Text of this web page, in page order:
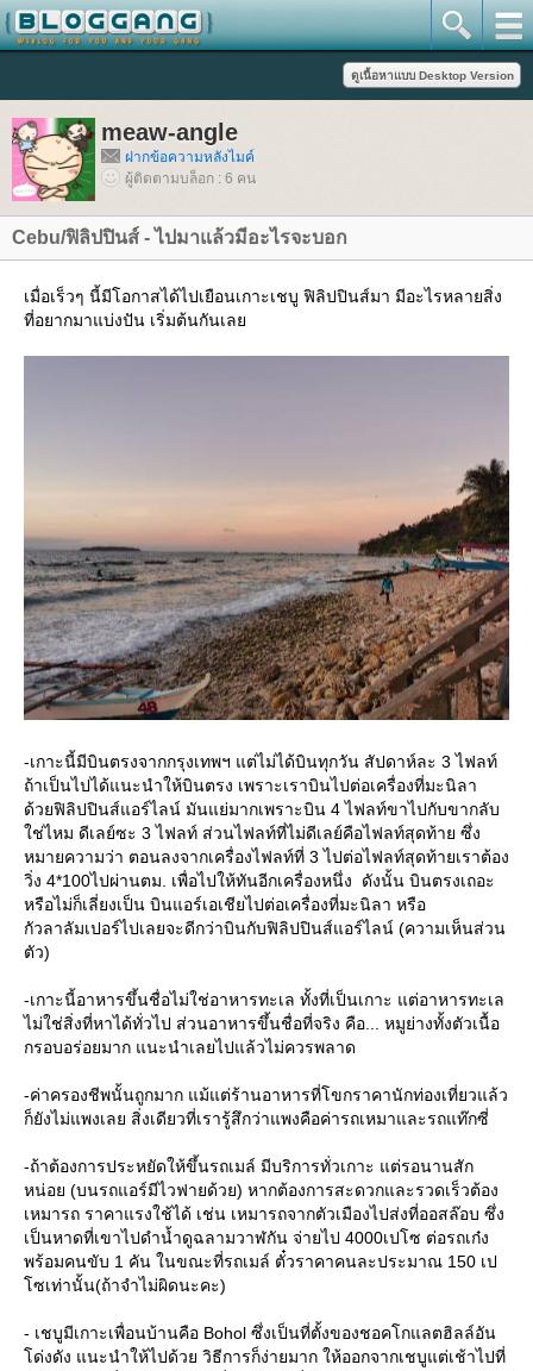
meaw-angle
ฝากข้อความหลังไมค์
ผู้ติดตามบล็อก : 6 คน
Cebu/ฟิลิปปินส์ - ไปมาแล้วมีอะไรจะบอก
เมื่อเร็วๆ นี้มีโอกาสได้ไปเยือนเกาะเชบู ฟิลิปปินส์มา มีอะไรหลายสิ่ง
ที่อยากมาแบ่งปัน เริ่มต้นกันเล
-เกาะนี้มีบินตรงจากกรุงเทพฯ แต่ไม่ได้บินทุกวัน สัปดาห์ละ 3 ไฟลท์
ถ้าเป็นไปได้แนะนำให้บินตรง เพราะเราบินไปต่อเครื่องที่มะนิลา
ด้วยฟิลิปปินส์แอร์ไลน์ มันแย่มากเพราะบิน 4 ไฟลท์ขาไปกับขากลับ
ช่ไหม ดีเลย์ซะ 3 ไฟลท์ ส่วนไฟลท์ที่ไม่ดีเลย์คือไฟลท์สุดท้าย ซึ่ง
หมายความว่า ตอนลงจากเครื่องไฟลท์ที่ 3 ไปต่อไฟลท์สุดท้ายเราต้อง
วิ่ง 4*100ไปผ่านตม. เพื่อไปให้ทันอีกเครื่องหนึ่ง ดังนั้น บินตรงเถอะ
หรือไม่ก็เลี่ยงเป็น บินแอร์เอเชียไปต่อเครื่องที่มะนิลา หรือ
กัวลาลัมเปอร์ไปเลยจะดีกว่าบินกับฟิลิปปินส์แอร์ไลน์ (ความเห็นส่วน
ตัว)
-เกาะนี้อาหารขึ้นชื่อไม่ใช่อาหารทะเล ทั้งที่เป็นเกาะ แต่อาหารทะเล
ไม่ใช่สิ่งที่หาได้ทั่วไป ส่วนอาหารขึ้นชื่อที่จริง คือ... หมูย่างทั้งตัวเนื้อ
กรอบอร่อยมาก แนะนำเลยไปแล้วไม่ควรพลาด
-ค่าครองชีพนั้นถูกมาก แม้แต่ร้านอาหารที่โขกราคานักท่องเที่ยวแล้ว
ก็ยังไม่แพงเลย สิ่งเดียวที่เรารู้สึกว่าแพงคือค่ารถเหมาและรถแท๊กซี่
-ถ้าต้องการประหยัดให้ขึ้นรถเมล์ มีบริการทั่วเกาะ แต่รอนานสัก
หน่อย (บนรถแอร์มีไวฟายด้วย) หากต้องการสะดวกและรวดเร็วต้อง
เหมารถ ราคาแรงใช้ได้ เช่น เหมารถจากตัวเมืองไปส่งที่ออสล๊อบ ซึ่ง
เป็นหาดที่เขาไปดำน้ำดูฉลามวาฬกัน จ่ายไป 4000เปโซ ต่อรถเก๋ง
พร้อมคนขับ 1 คัน ในขณะที่รถเมล์ ตั๋วราคาคนละประมาณ 150 เป
ซเท่านั้น(ถ้าจำไม่ผิดนะคะ)
- เชบูมีเกาะเพื่อนบ้านคือ Bohol ซึ่งเป็นที่ตั้งของชอคโกแลตฮิลล์อัน
ด่งดัง แนะนำให้ไปด้วย วิธีการก็ง่ายมาก ให้ออกจากเชบูแต่เช้าไปที่